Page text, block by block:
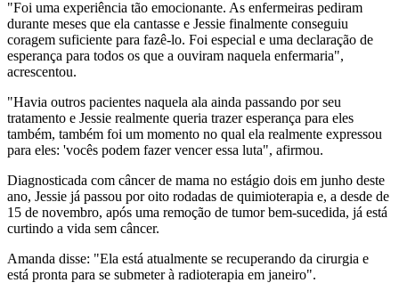
"Foi uma experiência tão emocionante. As enfermeiras pediram
durante meses que ela cantasse e Jessie finalmente conseguiu
coragem suficiente para fazê-lo. Foi especial e uma declaração de
esperança para todos os que a ouviram naquela enfermaria",
acrescentou.
"Havia outros pacientes naquela ala ainda passando por seu
tratamento e Jessie realmente queria trazer esperança para eles
também, também foi um momento no qual ela realmente expressou
para eles: 'vocês podem fazer vencer essa luta", afirmou.
Diagnosticada com câncer de mama no estágio dois em junho deste
ano, Jessie já passou por oito rodadas de quimioterapia e, a desde de
15 de novembro, após uma remoção de tumor bem-sucedida, já está
curtindo a vida sem câncer.
Amanda disse: "Ela está atualmente se recuperando da cirurgia e
está pronta para se submeter à radioterapia em janeiro".